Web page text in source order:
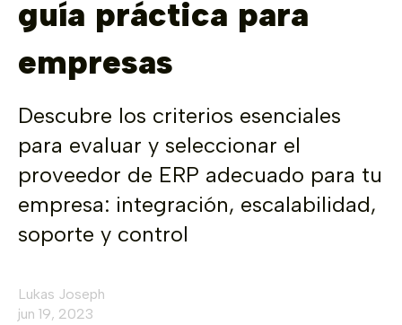
guía práctica para
empresas
Descubre los criterios esenciales
para evaluar y seleccionar el
proveedor de ERP adecuado para tu
empresa: integración, escalabilidad,
soporte y control
Lukas Joseph
jun 19, 2023